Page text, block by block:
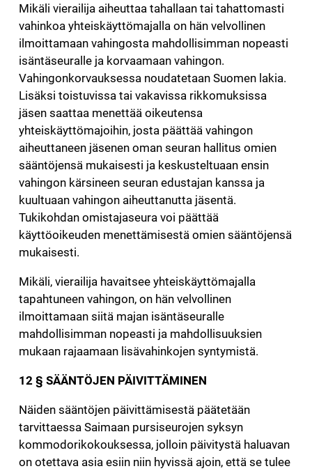
Mikäli vierailija aiheuttaa tahallaan tai tahattomasti
vahinkoa yhteiskäyttömajalla on hän velvollinen
ilmoittamaan vahingosta mahdollisimman nopeasti
isäntäseuralle ja korvaamaan vahingon.
Vahingonkorvauksessa noudatetaan Suomen lakia.
Lisäksi toistuvissa tai vakavissa rikkomuksissa
jäsen saattaa menettää oikeutensa
yhteiskäyttömajoihin, josta päättää vahingon
aiheuttaneen jäsenen oman seuran hallitus omien
sääntöjensä mukaisesti ja keskusteltuaan ensin
vahingon kärsineen seuran edustajan kanssa ja
kuultuaan vahingon aiheuttanutta jäsentä.
Tukikohdan omistajaseura voi päättää
käyttöoikeuden menettämisestä omien sääntöjensä
mukaisesti.
Mikäli, vierailija havaitsee yhteiskäyttömajalla
tapahtuneen vahingon, on hän velvollinen
ilmoittamaan siitä majan isäntäseuralle
mahdollisimman nopeasti ja mahdollisuuksien
mukaan rajaamaan lisävahinkojen syntymistä.
12 § SÄÄNTÖJEN PÄIVITTÄMINEN
Näiden sääntöjen päivittämisestä päätetään
tarvittaessa Saimaan pursiseurojen syksyn
kommodorikokouksessa, jolloin päivitystä haluavan
on otettava asia esiin niin hyvissä ajoin, että se tulee